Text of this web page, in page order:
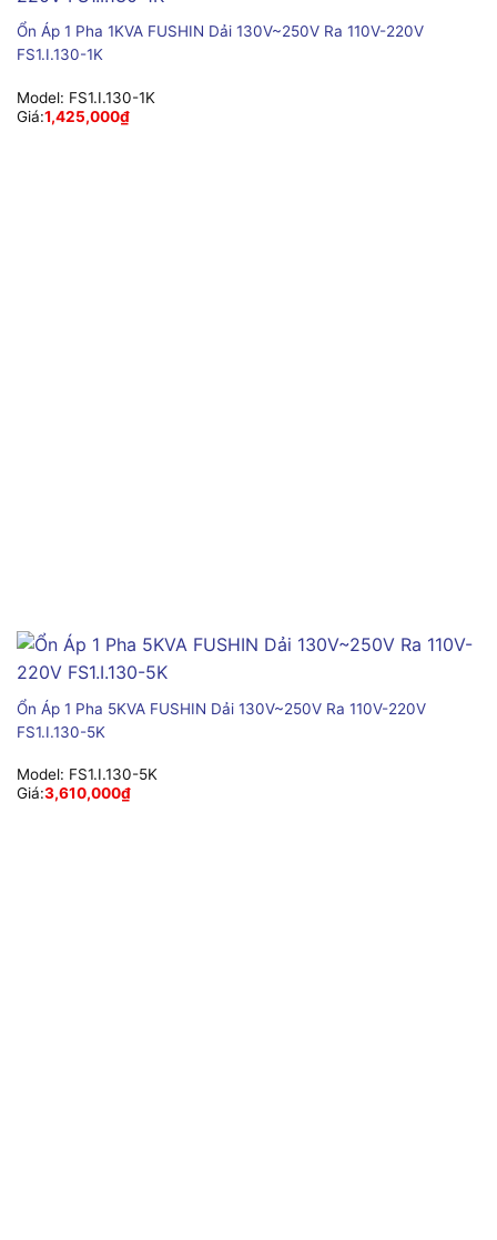
Ổn Áp 1 Pha 1KVA FUSHIN Dải 130V~250V Ra 110V-220V
FS1.I.130-1K
Model: FS1.I.130-1K
Giá:1,425,000₫
Ổn Áp 1 Pha 5KVA FUSHIN Dải 130V~250V Ra 110V-220V
FS1.I.130-5K
Model: FS1.I.130-5K
Giá:3,610,000₫